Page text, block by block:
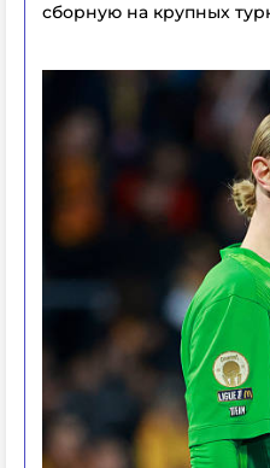
сборную на крупных